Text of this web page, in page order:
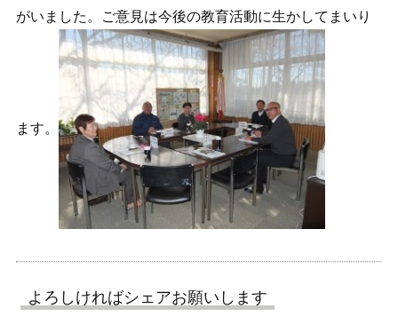
がいました。ご意見は今後の教育活動に生かしてまいり
ます。
よろしければシェアお願いします